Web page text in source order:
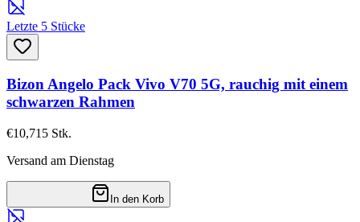
Letzte 5 Stücke
Bizon Angelo Pack Vivo V70 5G, rauchig mit einem
schwarzen Rahmen
€10,71 5 Stk.
Versand am Dienstag
In den Korb